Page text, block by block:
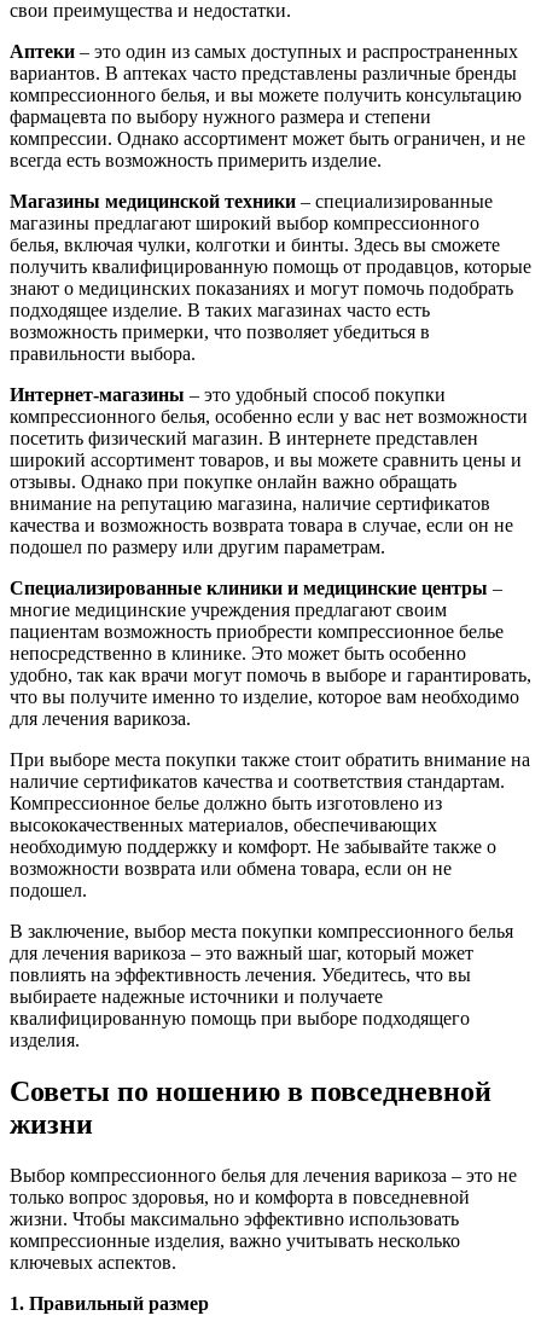
свои преимущества и недостатки.
Аптеки – это один из самых доступных и распространенных
вариантов. В аптеках часто представлены различные бренды
компрессионного белья, и вы можете получить консультацию
фармацевта по выбору нужного размера и степени
компрессии. Однако ассортимент может быть ограничен, и не
всегда есть возможность примерить изделие.
Магазины медицинской техники – специализированные
магазины предлагают широкий выбор компрессионного
белья, включая чулки, колготки и бинты. Здесь вы сможете
получить квалифицированную помощь от продавцов, которые
знают о медицинских показаниях и могут помочь подобрать
подходящее изделие. В таких магазинах часто есть
возможность примерки, что позволяет убедиться в
правильности выбора.
Интернет-магазины – это удобный способ покупки
компрессионного белья, особенно если у вас нет возможности
посетить физический магазин. В интернете представлен
широкий ассортимент товаров, и вы можете сравнить цены и
отзывы. Однако при покупке онлайн важно обращать
внимание на репутацию магазина, наличие сертификатов
качества и возможность возврата товара в случае, если он не
подошел по размеру или другим параметрам.
Специализированные клиники и медицинские центры –
многие медицинские учреждения предлагают своим
пациентам возможность приобрести компрессионное белье
непосредственно в клинике. Это может быть особенно
удобно, так как врачи могут помочь в выборе и гарантировать,
что вы получите именно то изделие, которое вам необходимо
для лечения варикоза.
При выборе места покупки также стоит обратить внимание на
наличие сертификатов качества и соответствия стандартам.
Компрессионное белье должно быть изготовлено из
высококачественных материалов, обеспечивающих
необходимую поддержку и комфорт. Не забывайте также о
возможности возврата или обмена товара, если он не
подошел.
В заключение, выбор места покупки компрессионного белья
для лечения варикоза – это важный шаг, который может
повлиять на эффективность лечения. Убедитесь, что вы
выбираете надежные источники и получаете
квалифицированную помощь при выборе подходящего
изделия.
Советы по ношению в повседневной
жизни
Выбор компрессионного белья для лечения варикоза – это не
только вопрос здоровья, но и комфорта в повседневной
жизни. Чтобы максимально эффективно использовать
компрессионные изделия, важно учитывать несколько
ключевых аспектов.
1. Правильный размер